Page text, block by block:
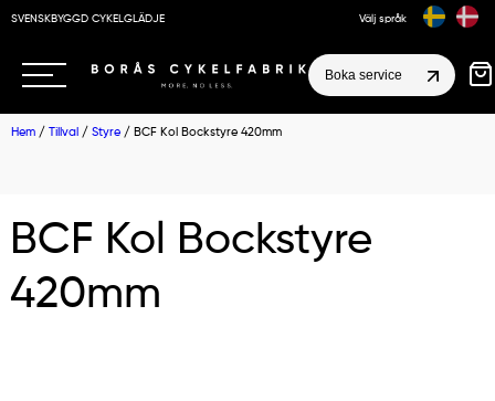
SVENSKBYGGD CYKELGLÄDJE Välj språk
Boka service
Hem / Tillval / Styre / BCF Kol Bockstyre 420mm
BCF Kol Bockstyre
420mm